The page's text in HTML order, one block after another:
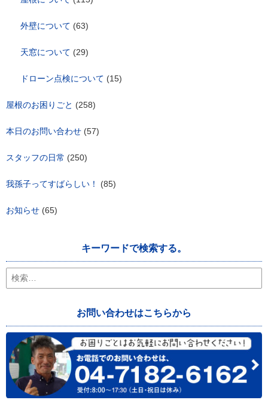
外壁について (63)
天窓について (29)
ドローン点検について (15)
屋根のお困りごと (258)
本日のお問い合わせ (57)
スタッフの日常 (250)
我孫子ってすばらしい！ (85)
お知らせ (65)
キーワードで検索する。
検
索:
お問い合わせはこちらから